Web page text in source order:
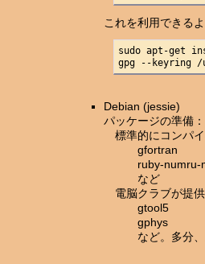
これを利用できる
sudo apt-get
gpg --keyring /
Debian (jessie)
パッケージの準備：
標準的にコンパ
gfortran
ruby-numru-
など
電脳クラブが提
gtool5
gphys
など。多分、上